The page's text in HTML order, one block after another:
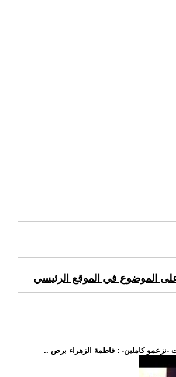
على الموضوع في الموقع الرئيسي
-نزعمو كاملين- : فاطمة الزهراء برص